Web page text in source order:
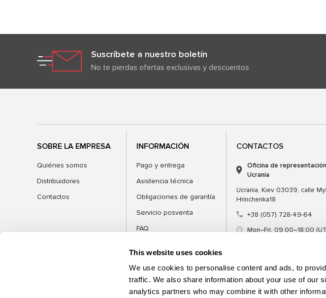
This website uses cookies
We use cookies to personalise content and ads, to
traffic. We also share information about your use of our
analytics partners who may combine it with other
Suscríbete a nuestro boletín
No te pierdas ofertas exclusivas y descuentos
SOBRE LA EMPRESA
Quiénes somos
Distribuidores
Contactos
INFORMACIÓN
Pago y entrega
Asistencia técnica
Obligaciones de garantía
Servicio posventa
FAQ
CONTACTOS
Oficina de
Ucrania
Ucrania, Kiev 03039, calle
Hrinchenka18
+38 (057) 728-49-64
Mon–Fri, 09:00–18:00
Equipamiento